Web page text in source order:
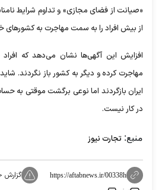
«صیانت از فضای مجازی» و تداوم شرایط
از بیش افراد را به سمت مهاجرت به
افزایش این آگهی‌ها نشان می‌دهد که
مهاجرت کرده و دیگر به کشور باز نگردند. شاید
ایران بازگردند اما نوعی برگشت موقتی به
در کار نیست.
منبع: تجارت نیوز
https://aftabnews.ir/00338h گزارش